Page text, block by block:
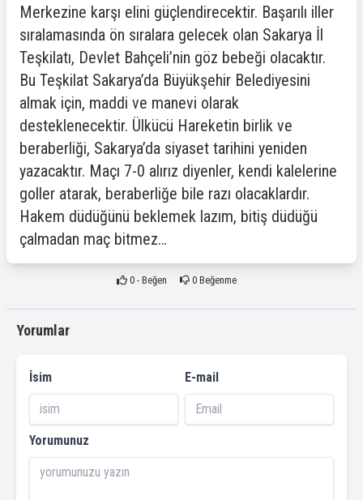
Merkezine karşı elini güçlendirecektir. Başarılı iller
sıralamasında ön sıralara gelecek olan Sakarya İl
Teşkilatı, Devlet Bahçeli’nin göz bebeği olacaktır.
Bu Teşkilat Sakarya’da Büyükşehir Belediyesini
almak için, maddi ve manevi olarak
desteklenecektir. Ülkücü Hareketin birlik ve
beraberliği, Sakarya’da siyaset tarihini yeniden
yazacaktır. Maçı 7-0 alırız diyenler, kendi kalelerine
goller atarak, beraberliğe bile razı olacaklardır.
Hakem düdüğünü beklemek lazım, bitiş düdüğü
çalmadan maç bitmez…
0- Beğen 0 Beğenme
Yorumlar
İsim E-mail
Yorumunuz